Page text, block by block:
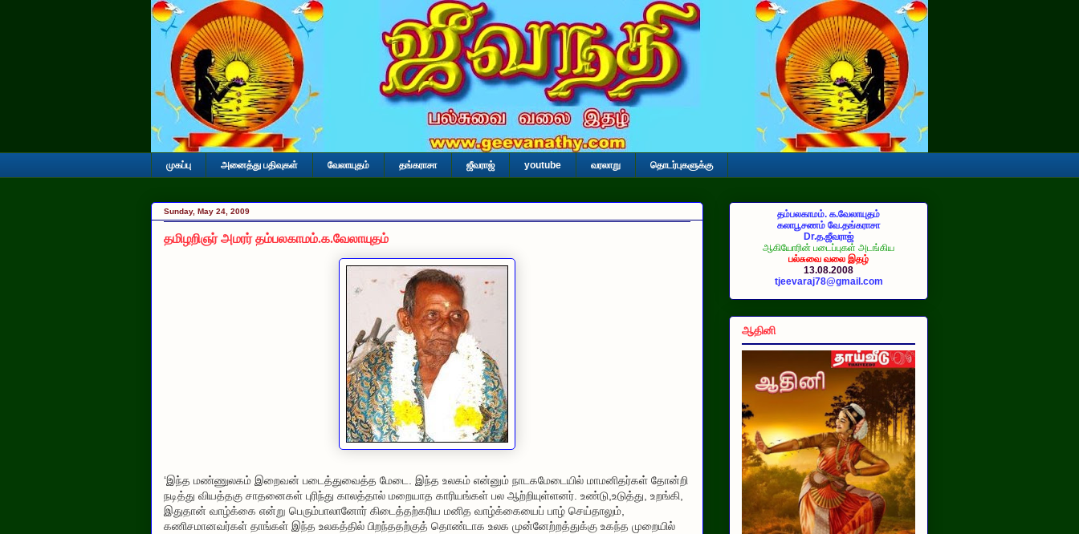
முகப்பு அனைத்து பதிவுகள் வேலாயுதம் தங்கராசா ஜீவராஜ் youtube வரலாறு தொடர்புகளுக்கு
Sunday, May 24, 2009
தமிழறிஞர் அமரர் தம்பலகாமம்.க.வேலாயுதம்
‘இந்த மண்ணுலகம் இறைவன் படைத்துவைத்த மேடை. இந்த உலகம் என்னும் நாடகமேடையில் மாமனிதர்கள் தோன்றி
நடித்து வியத்தகு சாதனைகள் புரிந்து காலத்தால் மறையாத காரியங்கள் பல ஆற்றியுள்ளனர். உண்டு,உடுத்து, உறங்கி,
இதுதான் வாழ்க்கை என்று பெரும்பாலானோர் கிடைத்தற்கரிய மனித வாழ்க்கையைப் பாழ் செய்தாலும்,
கணிசமானவர்கள் தாங்கள் இந்த உலகத்தில் பிறந்ததற்குத் தொண்டாக உலக முன்னேற்றத்துக்கு உகந்த முறையில்
தம்பலகாமம். க.வேலாயுதம்
கலாபூசணம் வே.தங்கராசா
Dr.த.ஜீவராஜ்
ஆகியோரின் படைப்புகள் அடங்கிய
பல்சுவை வலை இதழ்
13.08.2008
tjeevaraj78@gmail.com
ஆதினி